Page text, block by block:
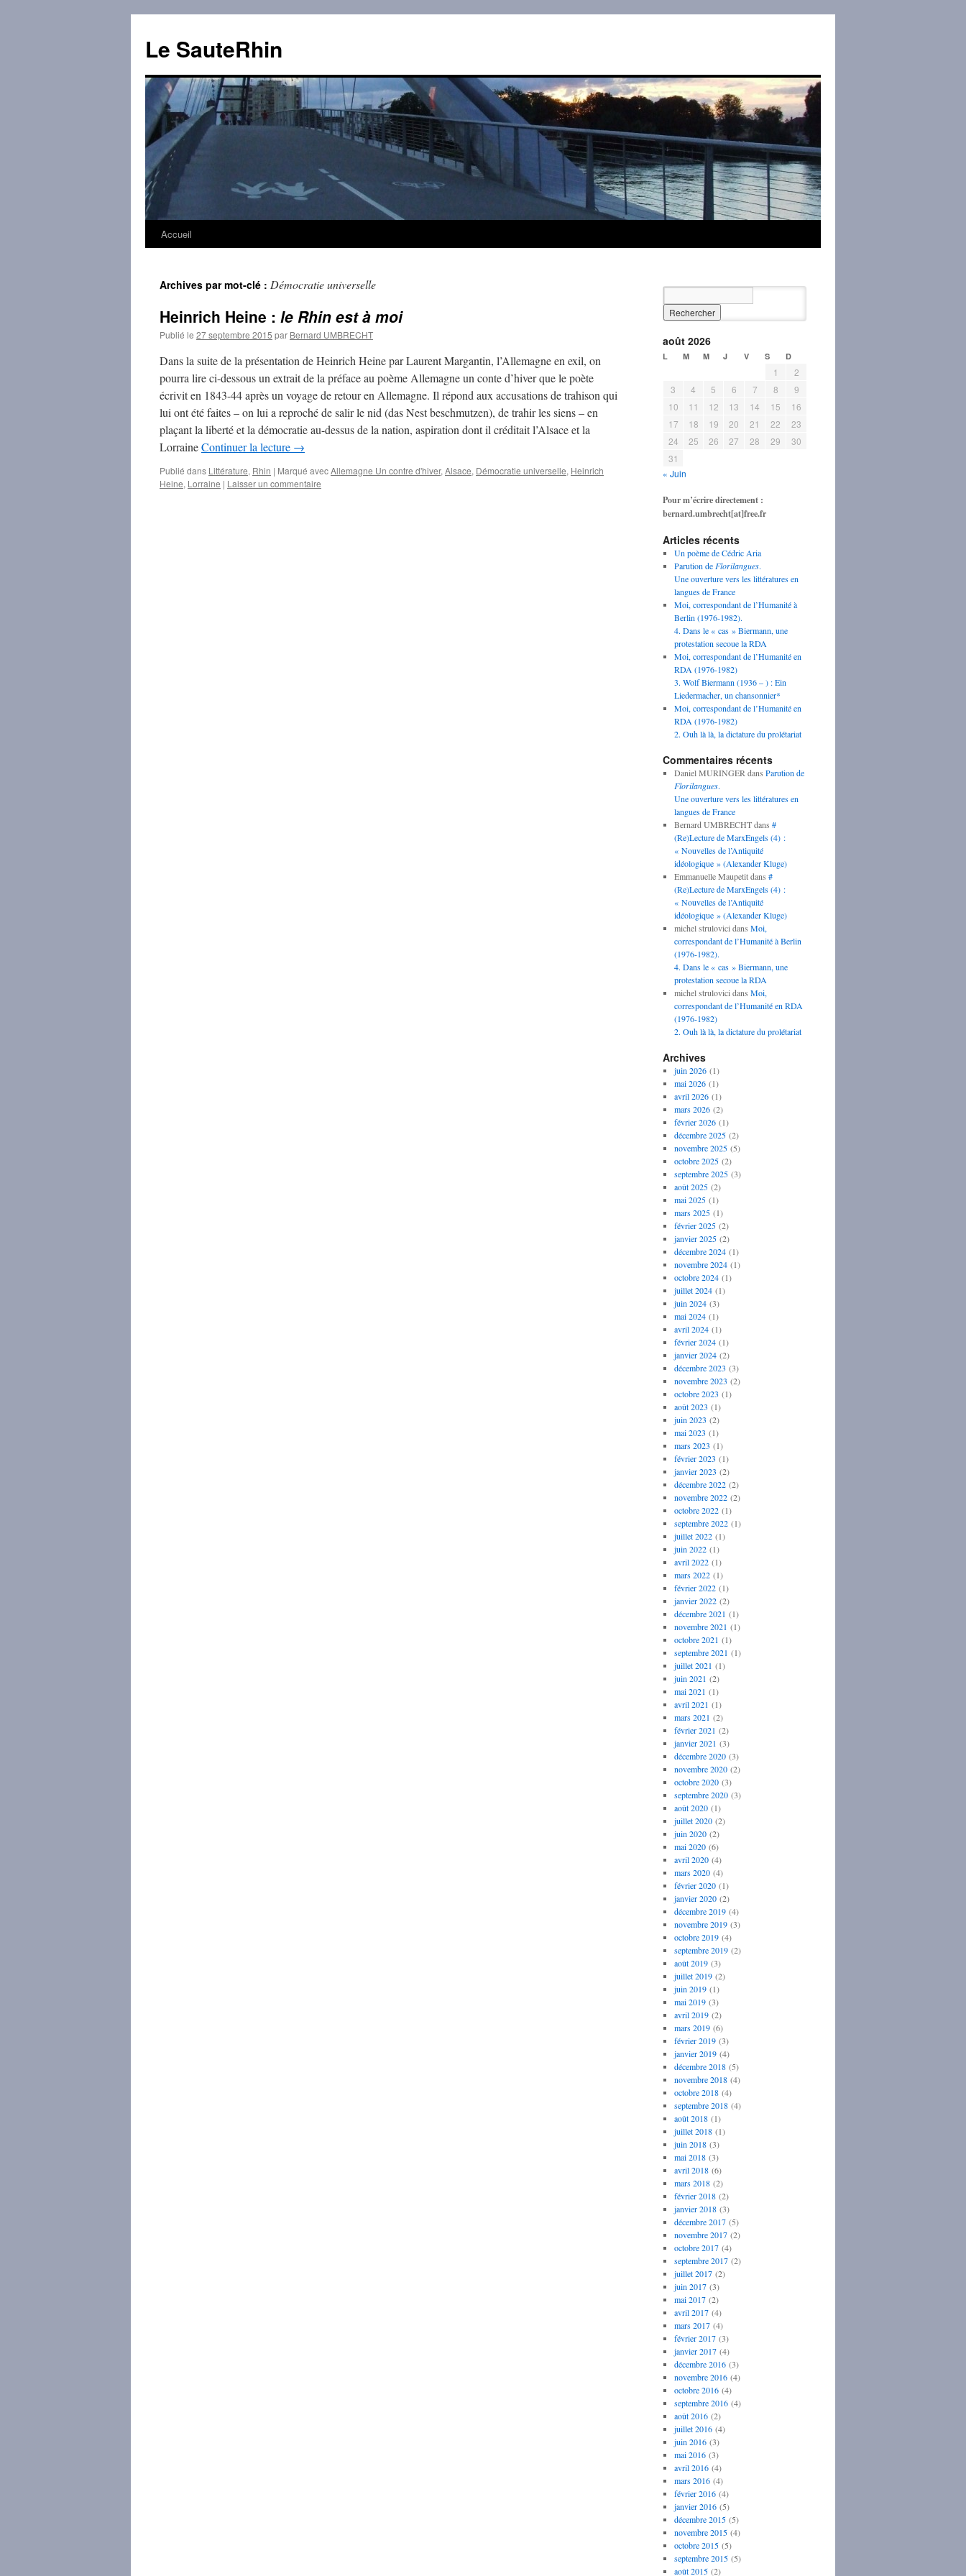
contenu
Le SauteRhin
Accueil
Archives par mot-clé : Démocratie universelle
Heinrich Heine : le Rhin est à moi
Publié le 27 septembre 2015 par Bernard UMBRECHT
Dans la suite de la présentation de Heinrich Heine par Laurent Margantin, l’Allemagne en exil, on
pourra lire ci-dessous un extrait de la préface au poème Allemagne un conte d’hiver que le poète
écrivit en 1843-44 après un voyage de retour en Allemagne. Il répond aux accusations de trahison qui
lui ont été faites – on lui a reproché de salir le nid (das Nest beschmutzen), de trahir les siens – en
plaçant la liberté et la démocratie au-dessus de la nation, aspiration dont il créditait l’Alsace et la
LorraineContinuer la lecture →
Publié dans Littérature, Rhin | Marqué avecAllemagne Un contre d'hiver, Alsace, Démocratie universelle, Heinrich
Heine, Lorraine | Laisser un commentaire
août 2026
L M M J V S D
1
2
3
4 5 6 7 8
9
10
11 12 13 14 15
16
17
18 19 20 21 22
23
24
25 26 27 28 29
30
31
« Juin
Pour m’écrire directement :
bernard.umbrecht[at]free.fr
Articles récents
Un poème de Cédric Aria
Parution de Florilangues.
Une ouverture vers les littératures en
langues de France
Moi, correspondant de l’Humanité à
Berlin (1976-1982).
4. Dans le « cas » Biermann, une
protestation secoue la RDA
Moi, correspondant de l’Humanité en
RDA (1976-1982)
3. Wolf Biermann (1936 – ) : Ein
Liedermacher, un chansonnier*
Moi, correspondant de l’Humanité en
RDA (1976-1982)
2. Ouh là là, la dictature du prolétariat
Commentaires récents
Daniel MURINGER dans Parution de
Florilangues.
Une ouverture vers les littératures en
langues de France
Bernard UMBRECHTdans #
(Re)Lecture de MarxEngels (4) :
« Nouvelles de l’Antiquité
idéologique » (Alexander Kluge)
Emmanuelle Maupetitdans #
(Re)Lecture de MarxEngels (4) :
« Nouvelles de l’Antiquité
idéologique » (Alexander Kluge)
michel strulovici dans Moi,
correspondant de l’Humanité à Berlin
(1976-1982).
4. Dans le « cas » Biermann, une
protestation secoue la RDA
michel strulovici dans Moi,
correspondant de l’Humanité en RDA
(1976-1982)
2. Ouh là là, la dictature du prolétariat
Archives
juin 2026(1)
mai 2026(1)
avril 2026(1)
mars 2026(2)
février 2026(1)
décembre 2025(2)
novembre 2025(5)
octobre 2025(2)
septembre 2025(3)
août 2025(2)
mai 2025(1)
mars 2025(1)
février 2025(2)
janvier 2025(2)
décembre 2024(1)
novembre 2024(1)
octobre 2024(1)
juillet 2024(1)
juin 2024(3)
mai 2024(1)
avril 2024(1)
février 2024(1)
janvier 2024(2)
décembre 2023 (3)
novembre 2023 (2)
octobre 2023 (1)
août 2023 (1)
juin 2023 (2)
mai 2023 (1)
mars 2023 (1)
février 2023 (1)
janvier 2023 (2)
décembre 2022(2)
novembre 2022(2)
octobre 2022(1)
septembre 2022(1)
juillet 2022(1)
juin 2022(1)
avril 2022(1)
mars 2022(1)
février 2022(1)
janvier 2022(2)
décembre 2021 (1)
novembre 2021 (1)
octobre 2021 (1)
septembre 2021 (1)
juillet 2021 (1)
juin 2021 (2)
mai 2021 (1)
avril 2021 (1)
mars 2021 (2)
février 2021 (2)
janvier 2021 (3)
décembre 2020(3)
novembre 2020(2)
octobre 2020(3)
septembre 2020(3)
août 2020(1)
juillet 2020(2)
juin 2020(2)
mai 2020(6)
avril 2020(4)
mars 2020(4)
février 2020(1)
janvier 2020(2)
décembre 2019(4)
novembre 2019(3)
octobre 2019(4)
septembre 2019(2)
août 2019(3)
juillet 2019(2)
juin 2019(1)
mai 2019(3)
avril 2019(2)
mars 2019(6)
février 2019(3)
janvier 2019(4)
décembre 2018(5)
novembre 2018(4)
octobre 2018(4)
septembre 2018(4)
août 2018(1)
juillet 2018(1)
juin 2018(3)
mai 2018(3)
avril 2018(6)
mars 2018(2)
février 2018(2)
janvier 2018(3)
décembre 2017(5)
novembre 2017(2)
octobre 2017(4)
septembre 2017(2)
juillet 2017(2)
juin 2017(3)
mai 2017(2)
avril 2017(4)
mars 2017(4)
février 2017(3)
janvier 2017(4)
décembre 2016(3)
novembre 2016(4)
octobre 2016(4)
septembre 2016(4)
août 2016(2)
juillet 2016(4)
juin 2016(3)
mai 2016(3)
avril 2016(4)
mars 2016(4)
février 2016(4)
janvier 2016(5)
décembre 2015(5)
novembre 2015(4)
octobre 2015(5)
septembre 2015(5)
août 2015(2)